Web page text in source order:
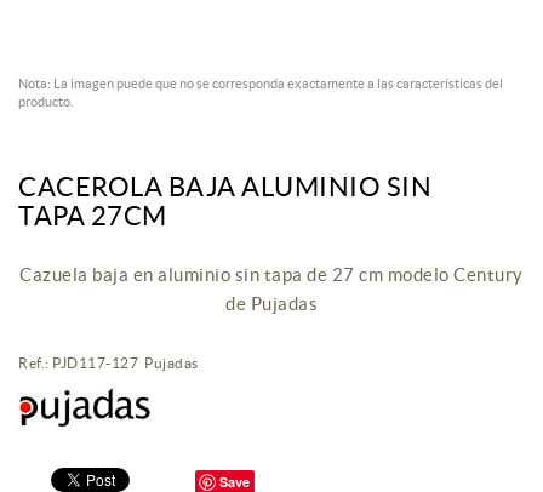
Nota: La imagen puede que no se corresponda exactamente a las características del
producto.
CACEROLA BAJA ALUMINIO SIN
TAPA 27CM
Cazuela baja en aluminio sin tapa de 27 cm modelo Century
de Pujadas
Ref.: PJD117-127 Pujadas
Save